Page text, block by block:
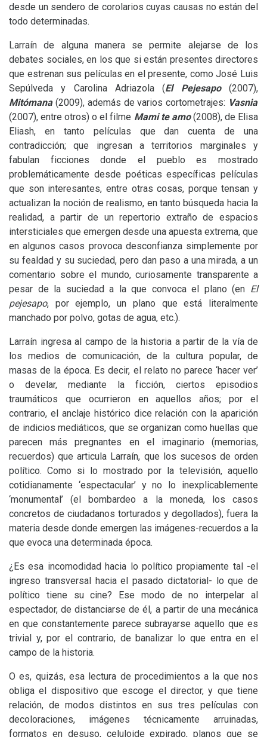
desde un sendero de corolarios cuyas causas no están del
todo determinadas.
Larraín de alguna manera se permite alejarse de los
debates sociales, en los que si están presentes directores
que estrenan sus películas en el presente, como José Luis
Sepúlveda y Carolina Adriazola (El Pejesapo(2007),
Mitómana(2009), además de varios cortometrajes: Vasnia
(2007), entre otros) o el filme Mami te amo(2008), de Elisa
Eliash, en tanto películas que dan cuenta de una
contradicción; que ingresan a territorios marginales y
fabulan ficciones donde el pueblo es mostrado
problemáticamente desde poéticas específicas películas
que son interesantes, entre otras cosas, porque tensan y
actualizan la noción de realismo, en tanto búsqueda hacia la
realidad, a partir de un repertorio extraño de espacios
intersticiales que emergen desde una apuesta extrema, que
en algunos casos provoca desconfianza simplemente por
su fealdad y su suciedad, pero dan paso a una mirada, a un
comentario sobre el mundo, curiosamente transparente a
pesar de la suciedad a la que convoca el plano (en El
pejesapo, por ejemplo, un plano que está literalmente
manchado por polvo, gotas de agua, etc.).
Larraín ingresa al campo de la historia a partir de la vía de
los medios de comunicación, de la cultura popular, de
masas de la época. Es decir, el relato no parece ‘hacer ver’
o develar, mediante la ficción, ciertos episodios
traumáticos que ocurrieron en aquellos años; por el
contrario, el anclaje histórico dice relación con la aparición
de indicios mediáticos, que se organizan como huellas que
parecen más pregnantes en el imaginario (memorias,
recuerdos) que articula Larraín, que los sucesos de orden
político. Como si lo mostrado por la televisión, aquello
cotidianamente ‘espectacular’ y no lo inexplicablemente
‘monumental’ (el bombardeo a la moneda, los casos
concretos de ciudadanos torturados y degollados), fuera la
materia desde donde emergen las imágenes-recuerdos a la
que evoca una determinada época.
¿Es esa incomodidad hacia lo político propiamente tal -el
ingreso transversal hacia el pasado dictatorial- lo que de
político tiene su cine? Ese modo de no interpelar al
espectador, de distanciarse de él, a partir de una mecánica
en que constantemente parece subrayarse aquello que es
trivial y, por el contrario, de banalizar lo que entra en el
campo de la historia.
O es, quizás, esa lectura de procedimientos a la que nos
obliga el dispositivo que escoge el director, y que tiene
relación, de modos distintos en sus tres películas con
decoloraciones, imágenes técnicamente arruinadas,
formatos en desuso, celuloide expirado, planos que se